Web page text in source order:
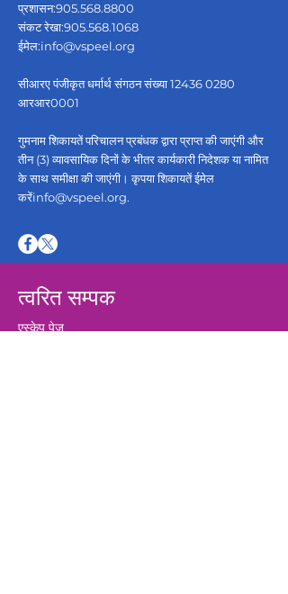
प्रशासन:905.568.8800
संकट रेखा:905.568.1068
ईमेल:info@vspeel.org
सीआरए पंजीकृत धर्मार्थ संगठन संख्या12436 0280
आरआर0001
गुमनाम शिकायतें परिचालन प्रबंधक द्वारा प्राप्त की जाएंगी और
तीन (3) व्यावसायिक दिनों के भीतर कार्यकारी निदेशक या नामित
के साथ समीक्षा की जाएंगी। कृपया शिकायतें ईमेल
करेंinfo@vspeel.org.
त्वरित सम्पक
एस्केप पेज